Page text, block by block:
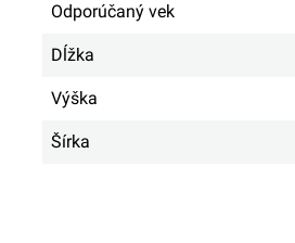
Odporúčaný vek
Dĺžka
Výška
Šírka